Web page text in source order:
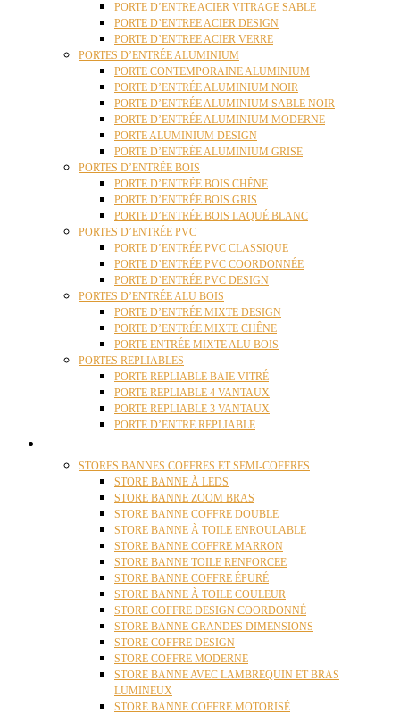
PORTE D’ENTRE ACIER VITRAGE SABLE
PORTE D’ENTREE ACIER DESIGN
PORTE D’ENTREE ACIER VERRE
PORTES D’ENTRÉE ALUMINIUM
PORTE CONTEMPORAINE ALUMINIUM
PORTE D’ENTRÉE ALUMINIUM NOIR
PORTE D’ENTRÉE ALUMINIUM SABLE NOIR
PORTE D’ENTRÉE ALUMINIUM MODERNE
PORTE ALUMINIUM DESIGN
PORTE D’ENTRÉE ALUMINIUM GRISE
PORTES D’ENTRÉE BOIS
PORTE D’ENTRÉE BOIS CHÊNE
PORTE D’ENTRÉE BOIS GRIS
PORTE D’ENTRÉE BOIS LAQUÉ BLANC
PORTES D’ENTRÉE PVC
PORTE D’ENTRÉE PVC CLASSIQUE
PORTE D’ENTRÉE PVC COORDONNÉE
PORTE D’ENTRÉE PVC DESIGN
PORTES D’ENTRÉE ALU BOIS
PORTE D’ENTRÉE MIXTE DESIGN
PORTE D’ENTRÉE MIXTE CHÊNE
PORTE ENTRÉE MIXTE ALU BOIS
PORTES REPLIABLES
PORTE REPLIABLE BAIE VITRÉ
PORTE REPLIABLE 4 VANTAUX
PORTE REPLIABLE 3 VANTAUX
PORTE D’ENTRE REPLIABLE
STORES BANNES COFFRES ET SEMI-COFFRES
STORE BANNE À LEDS
STORE BANNE ZOOM BRAS
STORE BANNE COFFRE DOUBLE
STORE BANNE À TOILE ENROULABLE
STORE BANNE COFFRE MARRON
STORE BANNE TOILE RENFORCEE
STORE BANNE COFFRE ÉPURÉ
STORE BANNE À TOILE COULEUR
STORE COFFRE DESIGN COORDONNÉ
STORE BANNE GRANDES DIMENSIONS
STORE COFFRE DESIGN
STORE COFFRE MODERNE
STORE BANNE AVEC LAMBREQUIN ET BRAS
LUMINEUX
STORE BANNE COFFRE MOTORISÉ